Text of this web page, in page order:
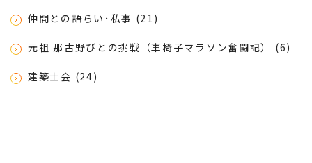
仲間との語らい･私事 (21)
元祖 那古野びとの挑戦（車椅子マラソン奮闘記） (6)
建築士会 (24)